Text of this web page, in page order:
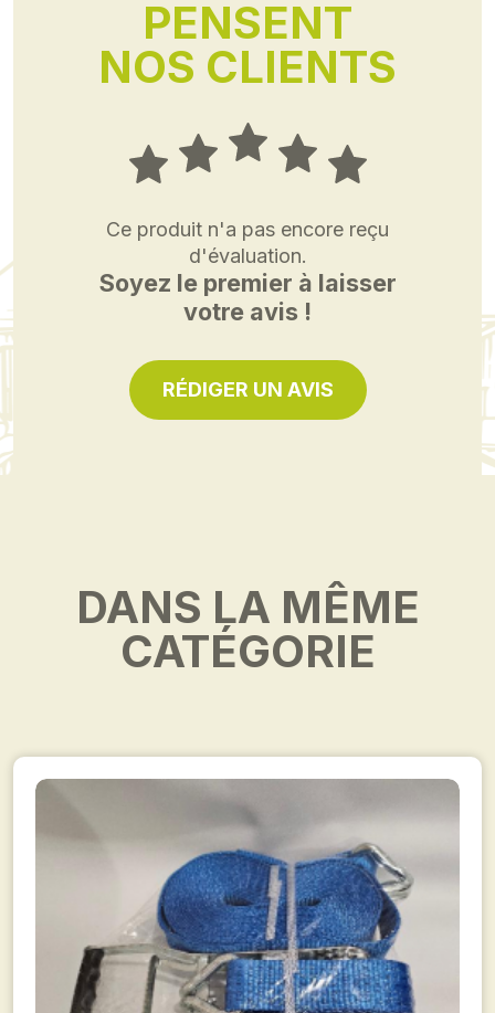
PENSENT
NOS CLIENTS
Ce produit n'a pas encore reçu
d'évaluation.
Soyez le premier à laisser
votre avis !
RÉDIGER UN AVIS
DANS LA MÊME
CATÉGORIE